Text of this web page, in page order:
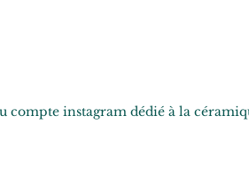
compte instagram dédié à la